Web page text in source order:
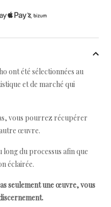
ont été sélectionnées au
et de marché qui
vous pourrez récupérer
œuvre.
long du processus afin que
éclairée.
seulement une œuvre, vous